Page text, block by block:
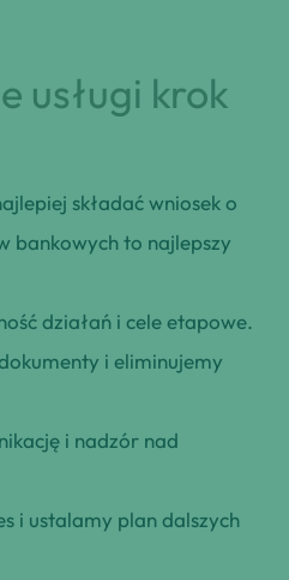
usługi krok
składać wniosek o
bankowych to najlepszy
działań i cele etapowe.
i eliminujemy
i nadzór nad
i ustalamy plan dalszych